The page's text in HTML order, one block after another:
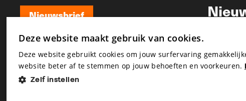
Nieuwsbrief
Nieuwsbrief
Deze website maakt gebruik van cookies.
Deze website gebruikt cookies om jouw surfervaring
website beter af te stemmen op jouw behoeften en voorkeuren.
Zelf instellen